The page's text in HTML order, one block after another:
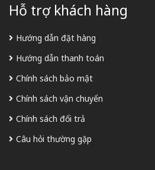
Hỗ trợ khách hàng
Hướng dẫn đặt hàng
Hướng dẫn thanh toán
Chính sách bảo mật
Chính sách vận chuyển
Chính sách đổi trả
Câu hỏi thường gặp